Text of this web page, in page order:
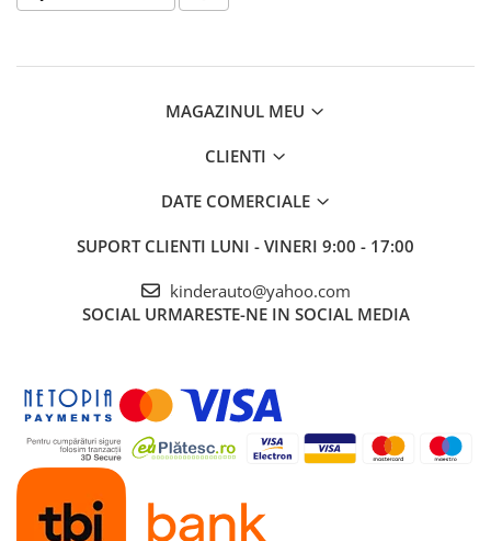
MAGAZINUL MEU
CLIENTI
DATE COMERCIALE
SUPORT CLIENTI LUNI - VINERI 9:00 - 17:00
kinderauto@yahoo.com
SOCIAL URMARESTE-NE IN SOCIAL MEDIA